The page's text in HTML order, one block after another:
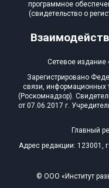
программное
(свидетельство о
Сетевое издание
Зарегистрировано
связи, информационных
(Роскомнадзор).
от 07.06.2017 г.
Главный
Адрес редакции: 123001,
© ООО «Институт